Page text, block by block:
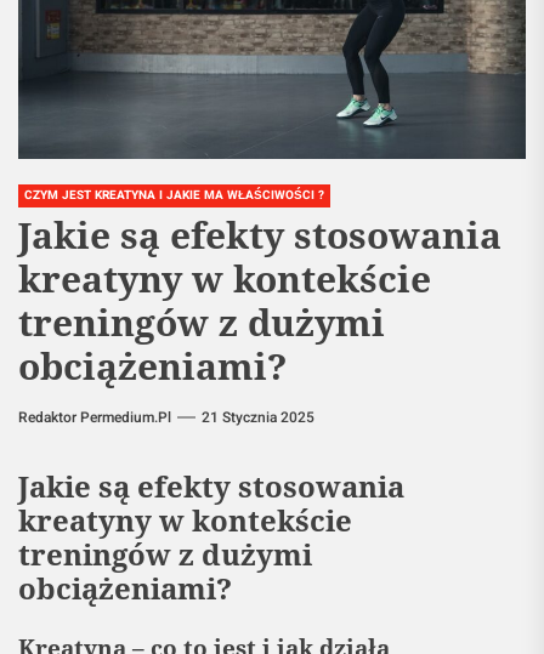
CZYM JEST KREATYNA I JAKIE MA WŁAŚCIWOŚCI ?
Jakie są efekty stosowania
kreatyny w kontekście
treningów z dużymi
obciążeniami?
Redaktor Permedium.pl 21 Stycznia 2025
Jakie są efekty stosowania
kreatyny w kontekście
treningów z dużymi
obciążeniami?
Kreatyna – co to jest i jak działa